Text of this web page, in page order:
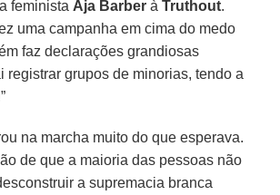
feminista Aja Barber àTruthout.
uma campanha em cima do medo
faz declarações grandiosas
registrar grupos de minorias, tendo a
na marcha muito do que esperava.
de que a maioria das pessoas não
a supremacia branca